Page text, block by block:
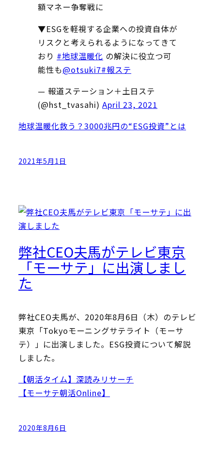
額マネー争奪戦に
▼ESGを軽視する企業への投資自体が
リスクと考えられるようになってきて
おり #地球温暖化 の解決に役立つ可
能性も@otsuki7#報ステ
— 報道ステーション＋土日ステ
(@hst_tvasahi) April 23, 2021
地球温暖化救う？3000兆円の“ESG投資”とは
2021年5月1日
弊社CEO夫馬がテレビ東京
「モーサテ」に出演しまし
た
弊社CEO夫馬が、2020年8月6日（木）のテレビ
東京「Tokyoモーニングサテライト（モーサ
テ）」に出演しました。ESG投資について解説
しました。
【朝活タイム】深読みリサーチ
【モーサテ朝活Online】
2020年8月6日